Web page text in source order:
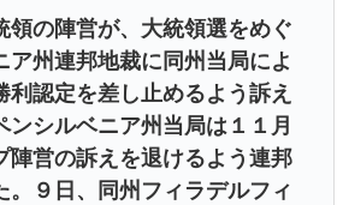
の陣営が、大統領選をめぐ
ア州連邦地裁に同州当局によ
利認定を差し止めるよう訴え
ンシルベニア州当局は１１月
陣営の訴えを退けるよう連邦
。９日、同州フィラデルフィ